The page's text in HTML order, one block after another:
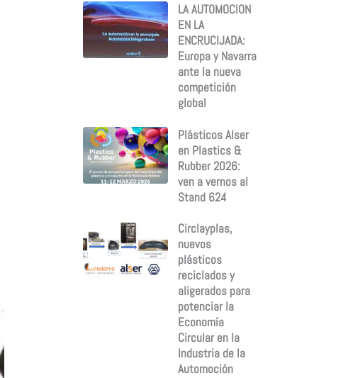
LA AUTOMOCION
EN LA
ENCRUCIJADA:
Europa y Navarra
ante la nueva
competición
global
Plásticos Alser
en Plastics &
Rubber 2026:
ven a vernos al
Stand 624
Circlayplas,
nuevos
plásticos
reciclados y
aligerados para
potenciar la
Economía
Circular en la
Industria de la
Automoción